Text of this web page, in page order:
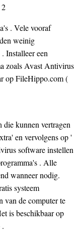
. Vele vooraf
weinig
Installeer een
zoals Avast Antivirus
op FileHippo.com (
kunnen vertragen
en vervolgens op '
software instellen
. Alle
wanneer nodig.
systeem
van de computer te
is beschikbaar op